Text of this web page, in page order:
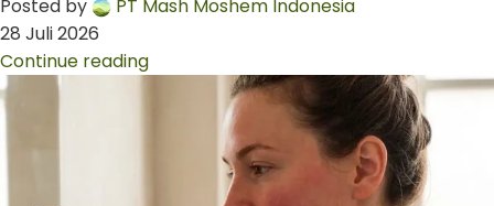
Posted by
PT Mash Moshem Indonesia
28 Juli 2026
Continue reading